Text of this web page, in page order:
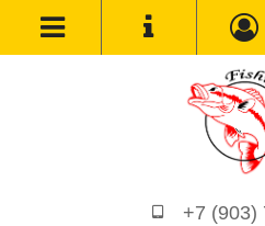
+7 (903)